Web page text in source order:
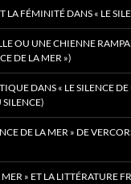
LA FÉMINITÉ DANS « LE
OU UNE CHIENNE
DE LA MER »)
DANS « LE SILENCE
DE LA MER » DE
MER » ET LA LITTÉRATURE